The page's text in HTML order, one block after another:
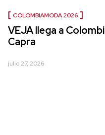
COLOMBIAMODA 2026
VEJA llega a
Capra
julio 27, 2026